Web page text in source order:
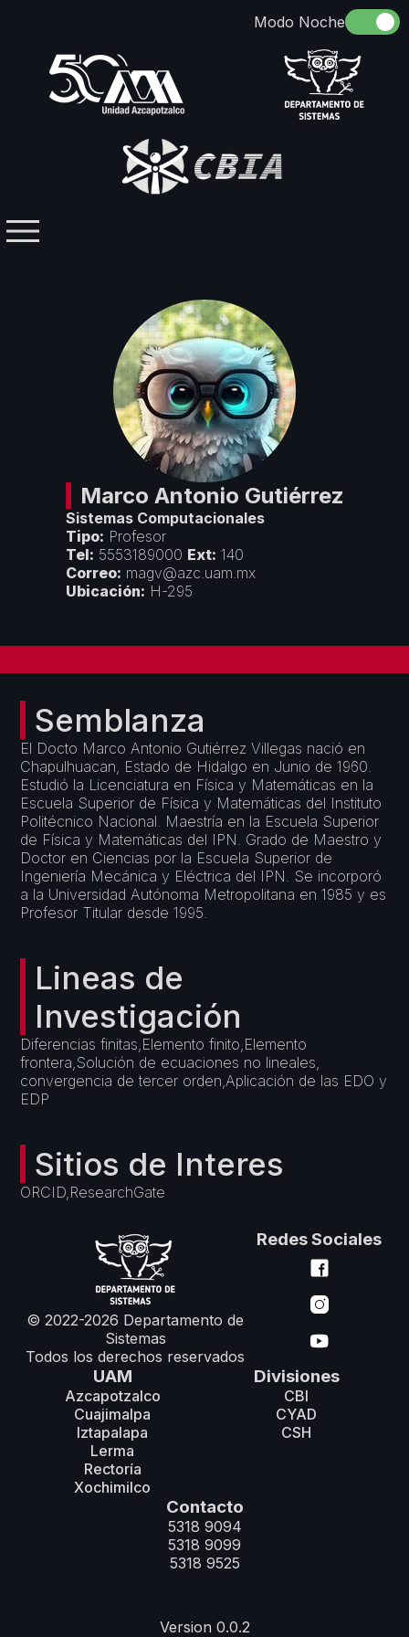
Identidad
Directorio
Contacto
Créditos
Objetivos y Estrategias
Licenciaturas / Posgrados
Grupos Temáticos
Espacios de Docencia
Investigación
Áreas Académicas
Espacios de Investigación
Seminarios y Congresos
Premios y Reconocimientos
Cursos de Actualización
Vinculación
Convenios con Empresas
Colaboración con Universidades
Proyectos Financiados
Servicios
Formatos Departamentales
Marco Antonio Gutiérrez
Sistemas Computacionales
Tipo: Profesor
Tel: 5553189000 Ext: 140
Correo: magv@azc.uam.mx
Ubicación: H-295
Semblanza
El Docto Marco Antonio Gutiérrez Villegas nació en
Chapulhuacan, Estado de Hidalgo en Junio de 1960.
Estudió la Licenciatura en Física y Matemáticas en la
Escuela Superior de Física y Matemáticas del Instituto
Politécnico Nacional. Maestría en la Escuela Superior
de Física y Matemáticas del IPN. Grado de Maestro y
Doctor en Ciencias por la Escuela Superior de
Ingeniería Mecánica y Eléctrica del IPN. Se incorporó
a la Universidad Autónoma Metropolitana en 1985 y es
Profesor Titular desde 1995.
Lineas de
Investigación
Diferencias finitas,Elemento finito,Elemento
frontera,Solución de ecuaciones no lineales,
convergencia de tercer orden,Aplicación de las EDO y
EDP
Sitios de Interes
ORCID,ResearchGate
© 2022-2026 Departamento de
Sistemas
Todos los derechos reservados
Redes Sociales
UAM
Azcapotzalco
Cuajimalpa
Iztapalapa
Lerma
Rectoría
Xochimilco
Divisiones
CBI
CYAD
CSH
Contacto
5318 9094
5318 9099
5318 9525
Version 0.0.2